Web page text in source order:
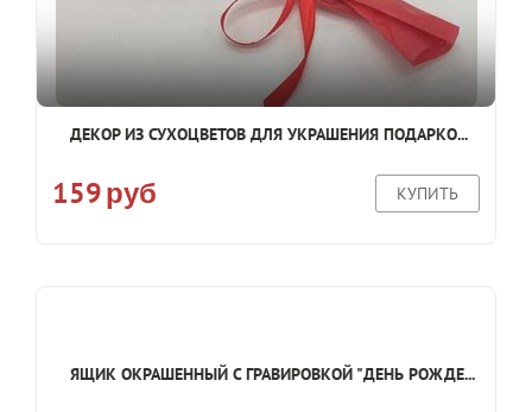
ДЕКОР ИЗ СУХОЦВЕТОВ ДЛЯ УКРАШЕНИЯ ПОДАРКО...
159 руб КУПИТЬ
ЯЩИК ОКРАШЕННЫЙ С ГРАВИРОВКОЙ "ДЕНЬ РОЖДЕ...